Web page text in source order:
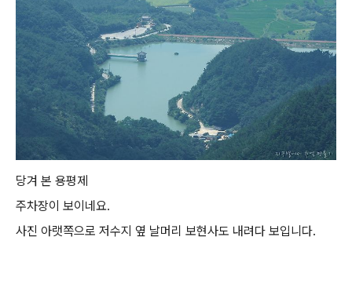
당겨 본 용평제
주차장이 보이네요.
사진 아랫쪽으로 저수지 옆 날머리 보현사도 내려다 보입니다.